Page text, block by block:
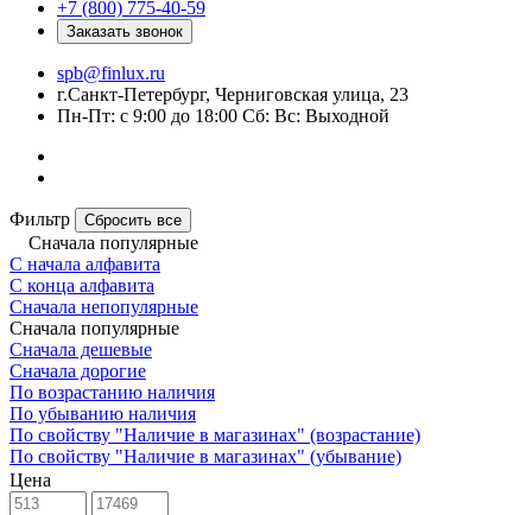
+7 (800) 775-40-59
Заказать звонок
spb@finlux.ru
г.Санкт-Петербург, Черниговская улица, 23
Пн-Пт: с 9:00 до 18:00 Сб: Вс: Выходной
Фильтр Сбросить все
Сначала популярные
С начала алфавита
С конца алфавита
Сначала непопулярные
Сначала популярные
Сначала дешевые
Сначала дорогие
По возрастанию наличия
По убыванию наличия
По свойству "Наличие в магазинах" (возрастание)
По свойству "Наличие в магазинах" (убывание)
Цена